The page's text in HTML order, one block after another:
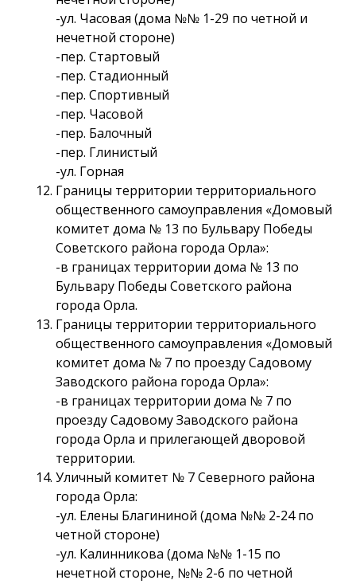
-ул. Часовая (дома №№ 1-29 по четной и
нечетной стороне)
-пер. Стартовый
-пер. Стадионный
-пер. Спортивный
-пер. Часовой
-пер. Балочный
-пер. Глинистый
-ул. Горная
Границы территории территориального
общественного самоуправления «Домовый
комитет дома № 13 по Бульвару Победы
Советского района города Орла»:
-в границах территории дома № 13 по
Бульвару Победы Советского района
города Орла.
Границы территории территориального
общественного самоуправления «Домовый
комитет дома № 7 по проезду Садовому
Заводского района города Орла»:
-в границах территории дома № 7 по
проезду Садовому Заводского района
города Орла и прилегающей дворовой
территории.
Уличный комитет № 7 Северного района
города Орла:
-ул. Елены Благининой (дома №№ 2-24 по
четной стороне)
-ул. Калинникова (дома №№ 1-15 по
нечетной стороне, №№ 2-6 по четной